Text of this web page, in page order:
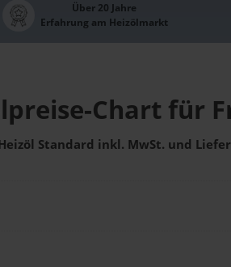
Über 20 Jahre
Erfahrung am Heizölmarkt
Chart für
Standard inkl. MwSt. und